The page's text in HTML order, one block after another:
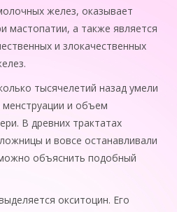
желез, оказывает
мастопатии, а также является
и злокачественных
тысячелетий назад умели
и объем
В древних трактатах
и вовсе останавливали
объяснить подобный
окситоцин. Его